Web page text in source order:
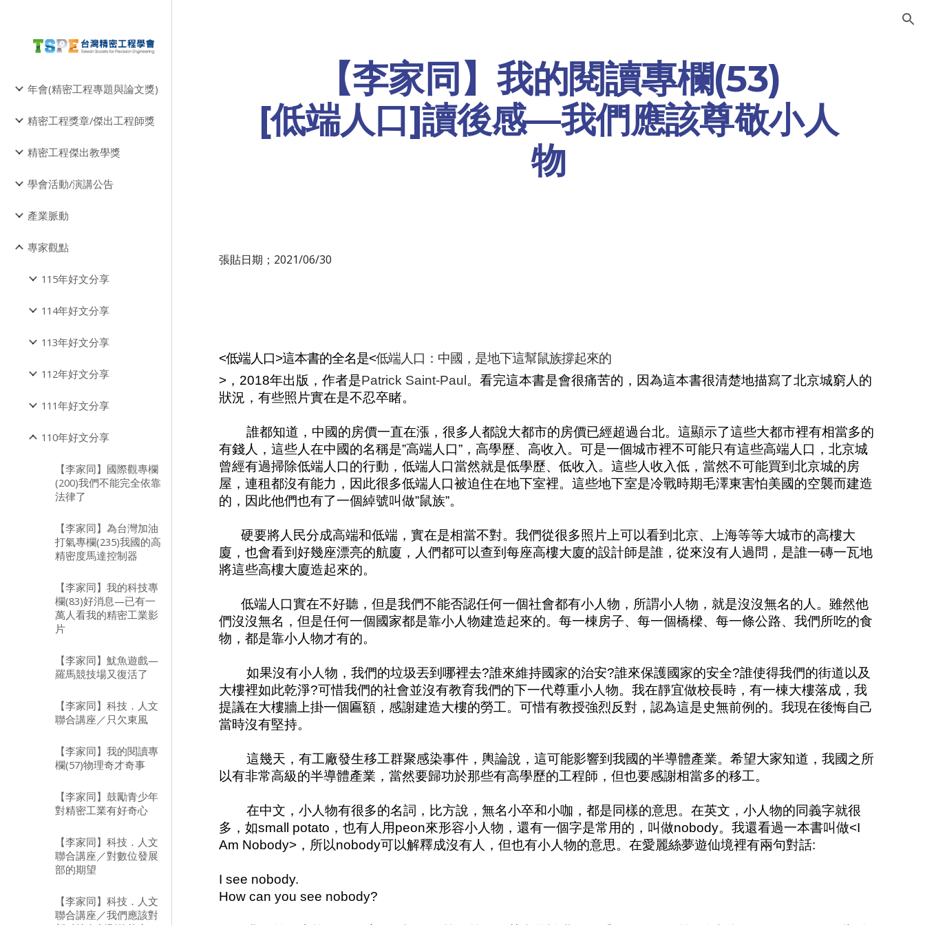
年會(精密工程專題與論文獎)
精密工程獎章/傑出工程師獎
精密工程傑出教學獎
學會活動/演講公告
產業脈動
專家觀點
115年好文分享
114年好文分享
113年好文分享
112年好文分享
111年好文分享
110年好文分享
【李家同】國際觀專欄
(200)我們不能完全依靠
法律了
【李家同】為台灣加油
打氣專欄(235)我國的高
精密度馬達控制器
【李家同】我的科技專
欄(83)好消息—已有一
萬人看我的精密工業影
片
【李家同】魷魚遊戲—
羅馬競技場又復活了
【李家同】科技．人文
聯合講座／只欠東風
【李家同】我的閱讀專
欄(57)物理奇才奇事
【李家同】鼓勵青少年
對精密工業有好奇心
【李家同】科技．人文
聯合講座／對數位發展
部的期望
【李家同】科技．人文
聯合講座／我們應該對
【李家同】我的閱讀專欄(53)
[低端人口]讀後感—我們應該尊敬小人
物
張貼日期；2021/06/30
<低端人口>這本書的全名是<低端人口：中國，是地下這幫鼠族撐起來的
>，2018年出版，作者是Patrick Saint-Paul 。看完這本書是會很痛苦的，因為這本書很清楚地描寫了北京城窮人的
狀況，有些照片實在是不忍卒睹。
誰都知道，中國的房價一直在漲，很多人都說大都市的房價已經超過台北。這顯示了這些大都市裡有相當多的
有錢人，這些人在中國的名稱是”高端人口”，高學歷、高收入。可是一個城市裡不可能只有這些高端人口，北京城
曾經有過掃除低端人口的行動，低端人口當然就是低學歷、低收入。這些人收入低，當然不可能買到北京城的房
屋，連租都沒有能力，因此很多低端人口被迫住在地下室裡。這些地下室是冷戰時期毛澤東害怕美國的空襲而建造
的，因此他們也有了一個綽號叫做”鼠族”。
硬要將人民分成高端和低端，實在是相當不對。我們從很多照片上可以看到北京、上海等等大城市的高樓大
廈，也會看到好幾座漂亮的航廈，人們都可以查到每座高樓大廈的設計師是誰，從來沒有人過問，是誰一磚一瓦地
將這些高樓大廈造起來的。
低端人口實在不好聽，但是我們不能否認任何一個社會都有小人物，所謂小人物，就是沒沒無名的人。雖然他
們沒沒無名，但是任何一個國家都是靠小人物建造起來的。每一棟房子、每一個橋樑、每一條公路、我們所吃的食
物，都是靠小人物才有的。
如果沒有小人物，我們的垃圾丟到哪裡去?誰來維持國家的治安?誰來保護國家的安全?誰使得我們的街道以及
大樓裡如此乾淨?可惜我們的社會並沒有教育我們的下一代尊重小人物。我在靜宜做校長時，有一棟大樓落成，我
提議在大樓牆上掛一個匾額，感謝建造大樓的勞工。可惜有教授強烈反對，認為這是史無前例的。我現在後悔自己
當時沒有堅持。
這幾天，有工廠發生移工群聚感染事件，輿論說，這可能影響到我國的半導體產業。希望大家知道，我國之所
以有非常高級的半導體產業，當然要歸功於那些有高學歷的工程師，但也要感謝相當多的移工。
在中文，小人物有很多的名詞，比方說，無名小卒和小咖，都是同樣的意思。在英文，小人物的同義字就很
多，如small potato，也有人用peon來形容小人物，還有一個字是常用的，叫做nobody。我還看過一本書叫做<I
Am Nobody>，所以nobody可以解釋成沒有人，但也有小人物的意思。在愛麗絲夢遊仙境裡有兩句對話:
I see nobody.
How can you see nobody?